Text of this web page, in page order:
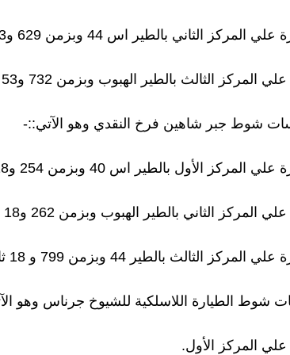
شوط جبر شاهين فرخ النقدي وهو الآتي::-
شوط الطيارة اللاسلكية للشيوخ جرناس وهو